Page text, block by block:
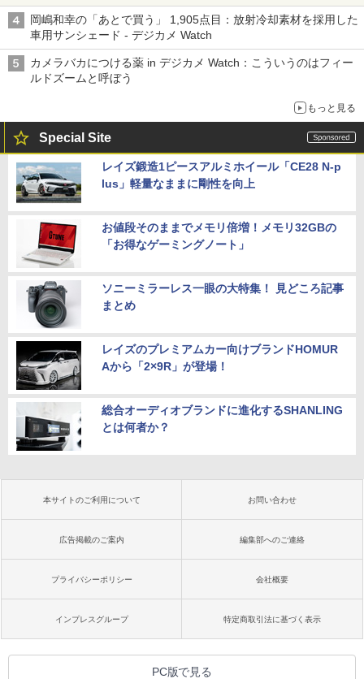
岡嶋和幸の「あとで買う」 1,905点目：放射冷却素材を採用した
車用サンシェード - デジカメ Watch
カメラバカにつける薬 in デジカメ Watch：こういうのはフィー
ルドズームと呼ぼう
もっと見る
Special Site
レイズ鍛造1ピースアルミホイール「CE28 N-p
lus」軽量なままに剛性を向上
お値段そのままでメモリ倍増！メモリ32GBの
「お得なゲーミングノート」
ソニーミラーレス一眼の大特集！ 見どころ記事
まとめ
レイズのプレミアムカー向けブランドHOMUR
Aから「2×9R」が登場！
総合オーディオブランドに進化するSHANLING
とは何者か？
本サイトのご利用について お問い合わせ
広告掲載のご案内 編集部へのご連絡
プライバシーポリシー 会社概要
インプレスグループ 特定商取引法に基づく表示
PC版で見る